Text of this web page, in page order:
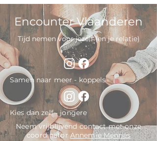
Encounter Vlaanderen
Tijd nemen voor jezelf (en je relatie)
Samen naar meer - koppels
Kies dan zelf - jongere
Neem vrijblijvend contact met onze
coordinatorAnnemie Mennes